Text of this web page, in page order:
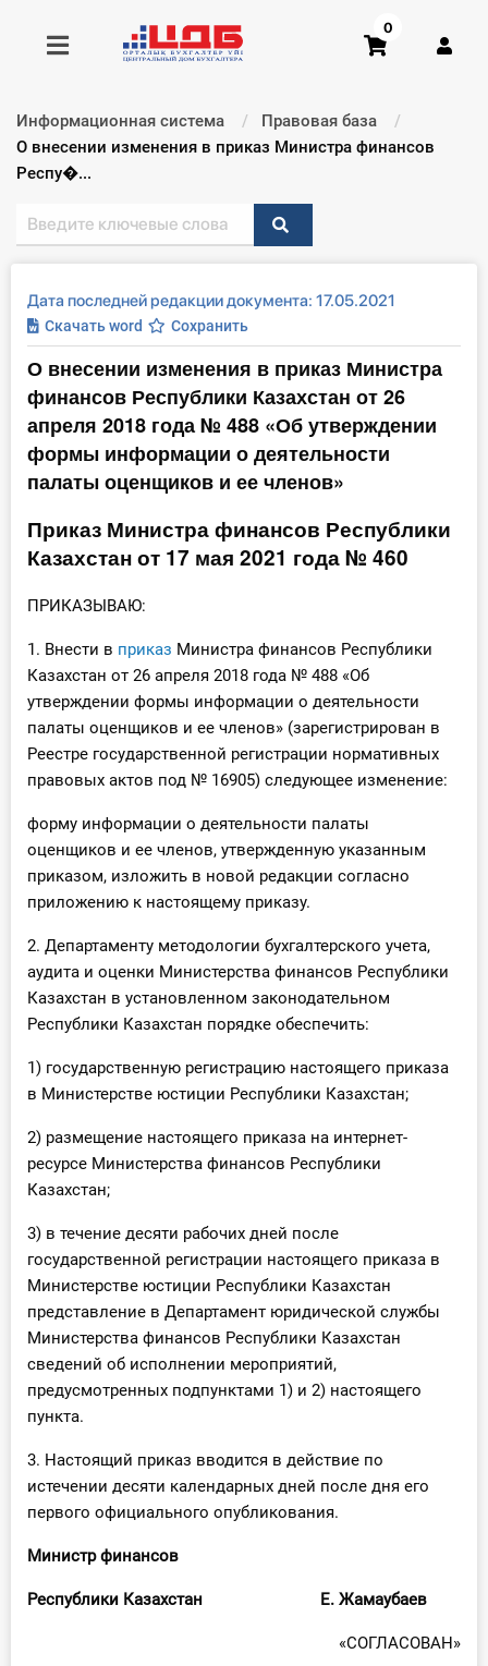
Получить консультацию
Главная ИС
Формы
Консультации
Правовая база
Библиотека бухгалтера
Инструменты
Вебинары
Участник ВЭД
Практика ИП
Кадры. Труд. Зарплата.
Учет по отраслям
Юридический помощник
Интернет-магазин
О Системе
Тарифы
Тестирование для
бухгалтера
0
Информационная система
Правовая база
Текущий:
О внесении изменения в приказ Министра финансов
Респу�...
Дата последней редакции документа: 17.05.2021
Скачать word Сохранить
О внесении изменения в приказ Министра
финансов Республики Казахстан от 26
апреля 2018 года № 488 «Об утверждении
формы информации о деятельности
палаты оценщиков и ее членов»
Приказ Министра финансов Республики
Казахстан от 17 мая 2021 года № 460
ПРИКАЗЫВАЮ:
1. Внести в приказ Министра финансов Республики
Казахстан от 26 апреля 2018 года № 488 «Об
утверждении формы информации о деятельности
палаты оценщиков и ее членов» (зарегистрирован в
Реестре государственной регистрации нормативных
правовых актов под № 16905) следующее изменение:
форму информации о деятельности палаты
оценщиков и ее членов, утвержденную указанным
приказом, изложить в новой редакции согласно
приложению к настоящему приказу.
2. Департаменту методологии бухгалтерского учета,
аудита и оценки Министерства финансов Республики
Казахстан в установленном законодательном
Республики Казахстан порядке обеспечить:
1) государственную регистрацию настоящего приказа
в Министерстве юстиции Республики Казахстан;
2) размещение настоящего приказа на интернет-
ресурсе Министерства финансов Республики
Казахстан;
3) в течение десяти рабочих дней после
государственной регистрации настоящего приказа в
Министерстве юстиции Республики Казахстан
представление в Департамент юридической службы
Министерства финансов Республики Казахстан
сведений об исполнении мероприятий,
предусмотренных подпунктами 1) и 2) настоящего
пункта.
3. Настоящий приказ вводится в действие по
истечении десяти календарных дней после дня его
первого официального опубликования.
Министр финансов
Республики Казахстан Е. Жамаубаев
«СОГЛАСОВАН»